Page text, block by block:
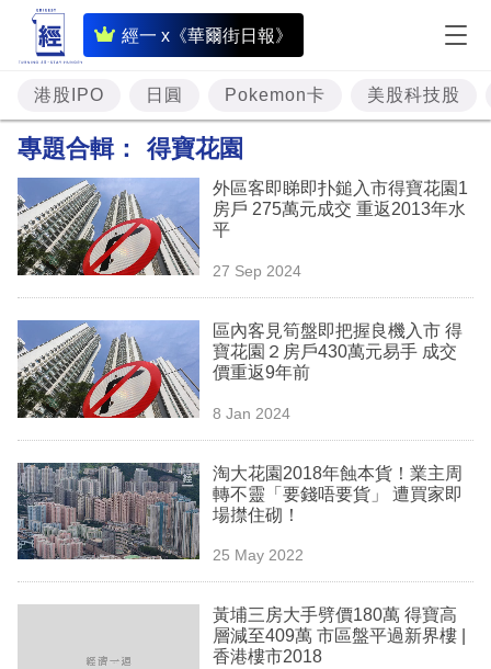
經一 x《華爾街日報》
即
時
財
經
題
投
資
樓
市
理
商
業
科
技
港股IPO 日圓 Pokemon卡 美股科技股
專題合輯： 得寶花園
外區客即睇即扑鎚入市得寶花園1
房戶 275萬元成交 重返2013年水
平
27 Sep 2024
區內客見筍盤即把握良機入市 得
寶花園２房戶430萬元易手 成交
價重返9年前
8 Jan 2024
淘大花園2018年蝕本貨！業主周
轉不靈「要錢唔要貨」 遭買家即
場㩒住砌！
25 May 2022
黃埔三房大手劈價180萬 得寶高
層減至409萬 市區盤平過新界樓 |
香港樓市2018